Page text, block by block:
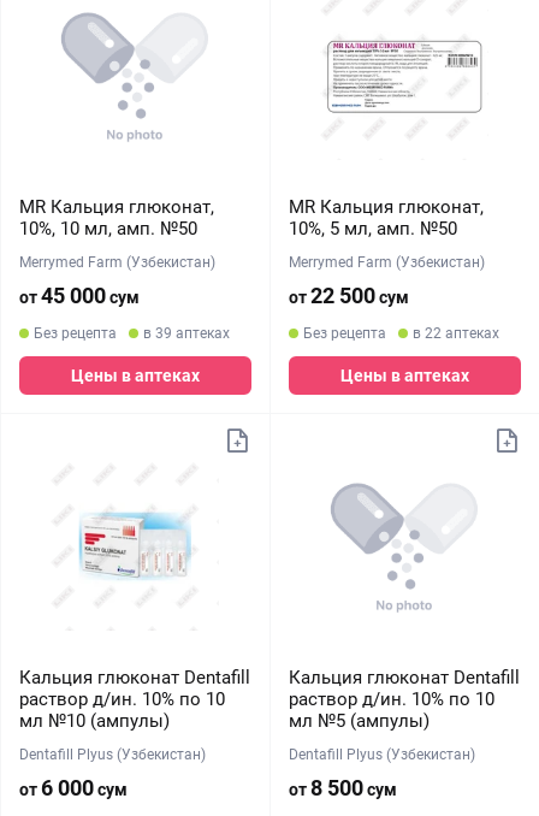
MR Кальция глюконат,
10%, 10 мл, амп. №50
Merrymed Farm (Узбекистан)
от45 000сум
Без рецепта в 39 аптеках
Цены в аптеках
MR Кальция глюконат,
10%, 5 мл, амп. №50
Merrymed Farm (Узбекистан)
от22 500сум
Без рецепта в 22 аптеках
Цены в аптеках
Кальция глюконат Dentafill
раствор д/ин. 10% по 10
мл №10 (ампулы)
Dentafill Plyus (Узбекистан)
от6 000сум
Кальция глюконат Dentafill
раствор д/ин. 10% по 10
мл №5 (ампулы)
Dentafill Plyus (Узбекистан)
от8 500сум